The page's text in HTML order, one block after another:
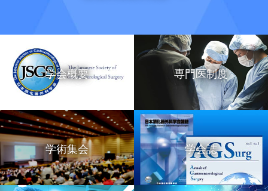
学会概要 専門医制度
学術集会 学会誌